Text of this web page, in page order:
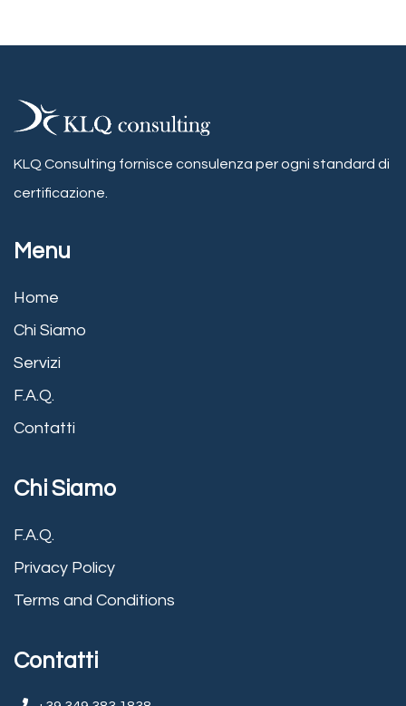
KLQ Consulting fornisce consulenza per ogni standard di
certificazione.
Menu
Home
Chi Siamo
Servizi
F.A.Q.
Contatti
Chi Siamo
F.A.Q.
Privacy Policy
Terms and Conditions
Contatti